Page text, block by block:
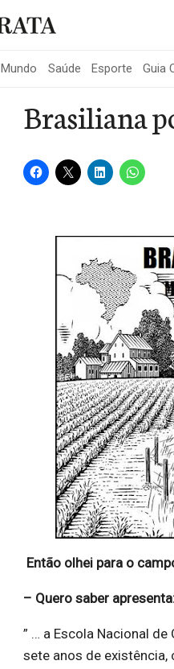
Mundo Saúde Esporte Guia
Brasiliana
Então olhei para o
– Quero saber
” … a Escola Nacional
sete anos de